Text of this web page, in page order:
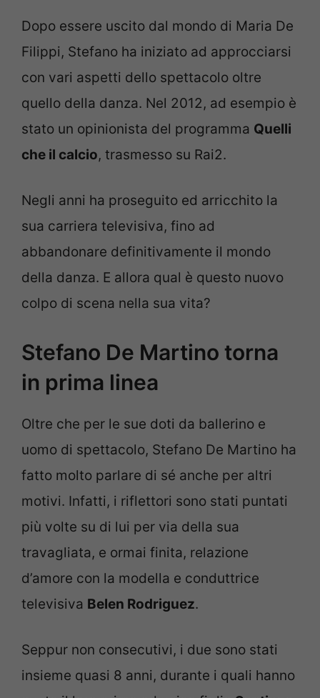
Dopo essere uscito dal mondo di Maria De
Filippi, Stefano ha iniziato ad approcciarsi
con vari aspetti dello spettacolo oltre
quello della danza. Nel 2012, ad esempio è
stato un opinionista del programma Quelli
che il calcio, trasmesso su Rai2.
Negli anni ha proseguito ed arricchito la
sua carriera televisiva, fino ad
abbandonare definitivamente il mondo
della danza. E allora qual è questo nuovo
colpo di scena nella sua vita?
Stefano De Martino torna
in prima linea
Oltre che per le sue doti da ballerino e
uomo di spettacolo, Stefano De Martino ha
fatto molto parlare di sé anche per altri
motivi. Infatti, i riflettori sono stati puntati
più volte su di lui per via della sua
travagliata, e ormai finita, relazione
d’amore con la modella e conduttrice
televisiva Belen Rodriguez.
Seppur non consecutivi, i due sono stati
insieme quasi 8 anni, durante i quali hanno